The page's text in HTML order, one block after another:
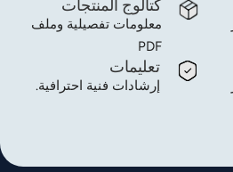
كتالوج المنتجات
معلومات تفصيلية وملف
PDF
تعليمات
إرشادات فنية احترافية.